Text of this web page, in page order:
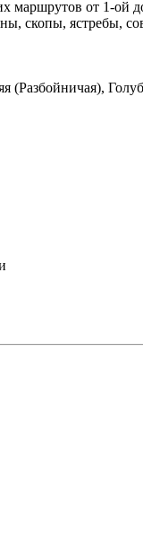
от 1-ой
скопы, ястребы,
(Разбойничая),